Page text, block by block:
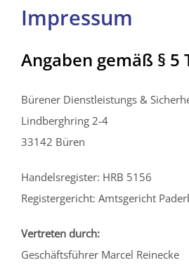
Impressum
Angaben gemäß § 5
Bürener Dienstleistungs &
Lindberghring 2-4
33142 Büren
Handelsregister: HRB 5156
Registergericht: Amtsgericht
Vertreten durch:
Geschäftsführer Marcel Reinecke